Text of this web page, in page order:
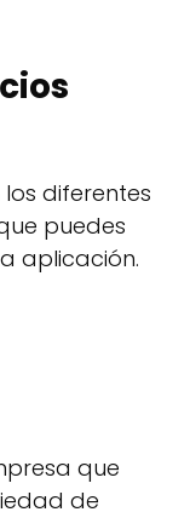
diferentes
puedes
aplicación.
que
de